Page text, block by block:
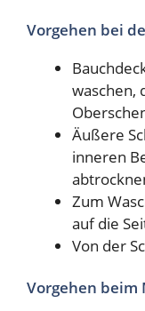
Vorgehen bei
waschen,
Äußere
inneren
Zum
auf die
Von der
Vorgehen beim